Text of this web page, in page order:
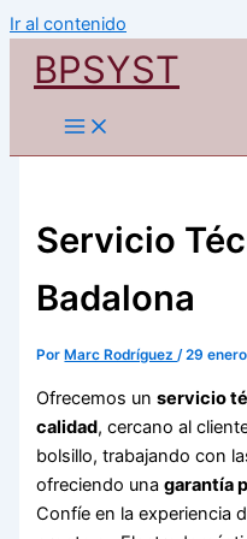
Ir al contenido
BPSYST
Servicio
Badalona
Por Marc Rodríguez/29
Ofrecemos unservicio
calidad, cercano al
bolsillo, trabajando con
ofreciendo unagarantía
Confíe en la experiencia